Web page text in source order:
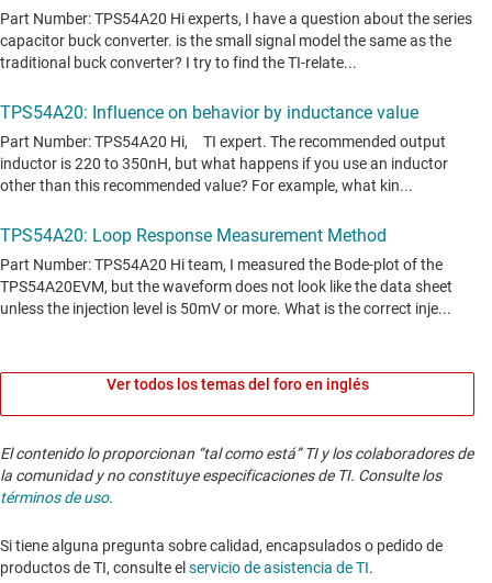
Ver todos los temas del foro en inglés
El contenido lo proporcionan “tal como está” TI y los colaboradores de
la comunidad y no constituye especificaciones de TI. Consulte los
términos de uso.
Si tiene alguna pregunta sobre calidad, encapsulados o pedido de
productos de TI, consulte el servicio de asistencia de TI. ​​​​​​​​​​​​​​